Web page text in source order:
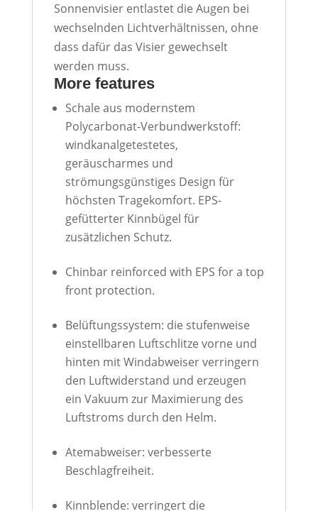
Sonnenvisier entlastet die Augen bei
wechselnden Lichtverhältnissen, ohne
dass dafür das Visier gewechselt
werden muss.
More features
Schale aus modernstem
Polycarbonat-Verbundwerkstoff:
windkanalgetestetes,
geräuscharmes und
strömungsgünstiges Design für
höchsten Tragekomfort. EPS-
gefütterter Kinnbügel für
zusätzlichen Schutz.
Chinbar reinforced with EPS for a top
front protection.
Belüftungssystem: die stufenweise
einstellbaren Luftschlitze vorne und
hinten mit Windabweiser verringern
den Luftwiderstand und erzeugen
ein Vakuum zur Maximierung des
Luftstroms durch den Helm.
Atemabweiser: verbesserte
Beschlagfreiheit.
Kinnblende: verringert die